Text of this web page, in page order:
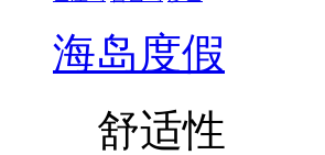
海岛度假
舒适性